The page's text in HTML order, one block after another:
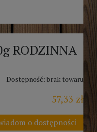
RODZINNA
Dostępność: brak towaru
57,33 zł
o dostępności